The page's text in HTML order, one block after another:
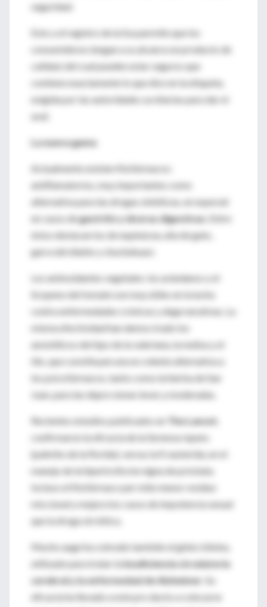
seguridad.
Esto y el registro de la Ssa permite que los
consumidores tengan a su alcance un producto de
calidad, del cual pueden estar seguros que
contiene exactamente lo que dice en la etiqueta,
exigida por las autoridades sa nitarias para dar el
aval.
La nueva gama
Actualmente existen fitofármacos:
antiflamatorios, muy importantes como
alternativa para las drogas sintéticas, en especial
en casos degastritis y úlceras digestivas . Entre
éstos destacan los de equinácea, uña de gato,
garra del diablo y chuchuhuasi.
Los antioxidantes vegetales: los arándanos y el
licopeno del tomate son muy útiles en la lucha
contra enfermedades crónicas y dege nerativas. La
misma efectividad han demos trado los
ansiolíticos del tipo de la valeriana, la melisa y el
tilo, que constituyen una ex celente alternativa a
los psicofármacos, tanto como la hierba de San
Juan, para las depre siones leves y moderadas.
Recientes estudios publicados en The Lancet
confirmaron la eficacia de la Serenoa repens
(palmito de la florida), versus la fi nasterida, en el
manejo de la hipertrofia be nigna de próstata.
Incluso el fitofármaco per mite menor residuo
miccional y mejora los casos de impotencia sexual
que la droga sin tética.
Mucho auge ha cobrado también el ginko biloba,
utilizado para tratar lainsuficiencia circulatoria
cerebral y la enfermedad de Alzheimer
. Su
eficacia ha llevado a este pro ducto a colocarse